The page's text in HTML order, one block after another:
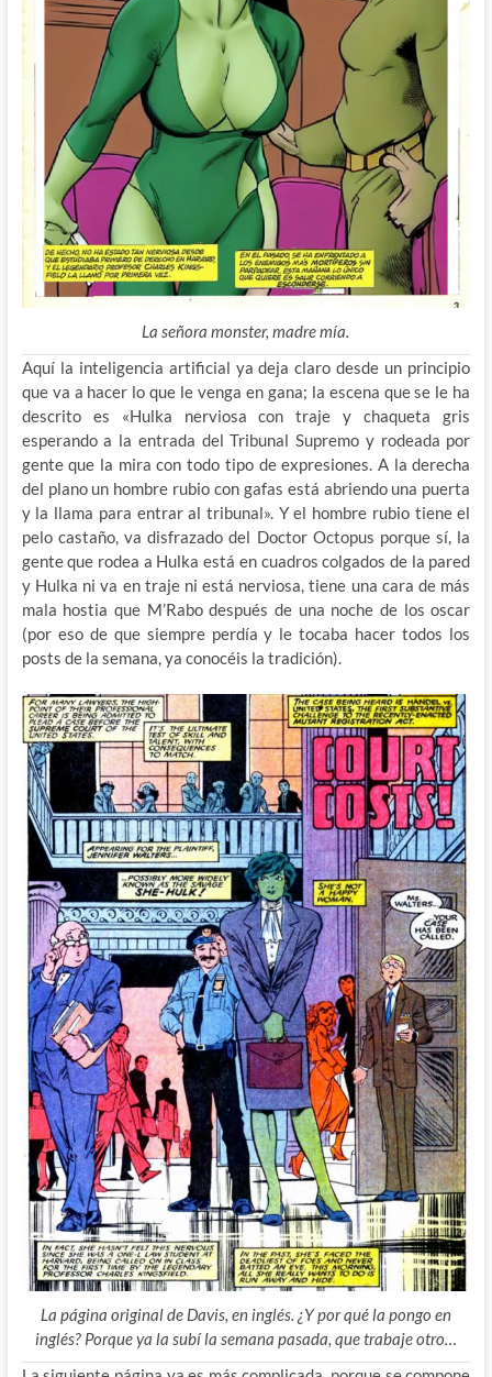
La señora monster, madre mía.
Aquí la inteligencia artificial ya deja claro desde un principio
que va a hacer lo que le venga en gana; la escena que se le ha
descrito es «Hulka nerviosa con traje y chaqueta gris
esperando a la entrada del Tribunal Supremo y rodeada por
gente que la mira con todo tipo de expresiones. A la derecha
del plano un hombre rubio con gafas está abriendo una puerta
y la llama para entrar al tribunal». Y el hombre rubio tiene el
pelo castaño, va disfrazado del Doctor Octopus porque sí, la
gente que rodea a Hulka está en cuadros colgados de la pared
y Hulka ni va en traje ni está nerviosa, tiene una cara de más
mala hostia que M’Rabo después de una noche de los oscar
(por eso de que siempre perdía y le tocaba hacer todos los
posts de la semana, ya conocéis la tradición).
La página original de Davis, en inglés. ¿Y por qué la pongo en
inglés? Porque ya la subí la semana pasada, que trabaje otro…